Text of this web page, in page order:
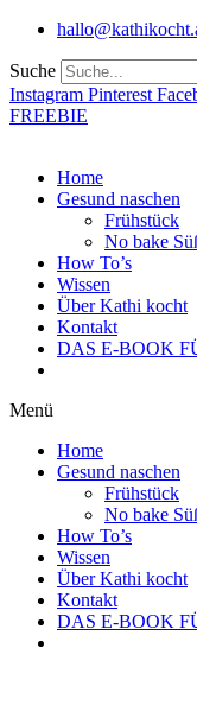
Zum
wechseln
Suche
Instagram Pinterest
FREEBIE
Home
Gesund naschen
Frühstück
No bake
How To’s
Wissen
Über Kathi kocht
Kontakt
DAS E-BOOK
Menü
Home
Gesund naschen
Frühstück
No bake
How To’s
Wissen
Über Kathi kocht
Kontakt
DAS E-BOOK